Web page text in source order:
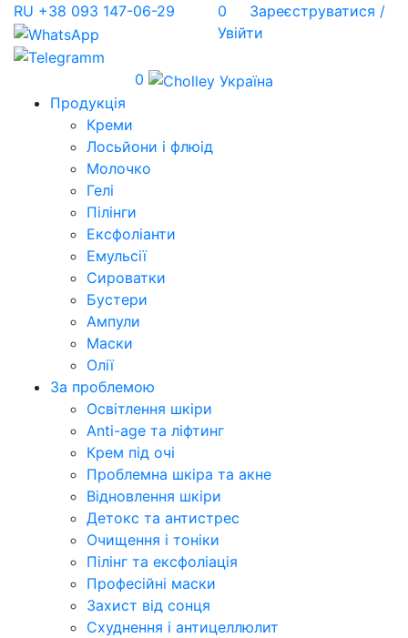
RU +38 093 147-06-29 0
Зареєструватися /
Увійти
0
Продукція
Креми
Лосьйони і флюід
Молочко
Гелі
Пілінги
Ексфоліанти
Емульсії
Сироватки
Бустери
Ампули
Маски
Олії
За проблемою
Освітлення шкіри
Anti-age та ліфтинг
Крем під очі
Проблемна шкіра та акне
Відновлення шкіри
Детокс та антистрес
Очищення і тоніки
Пілінг та ексфоліація
Професійні маски
Захист від сонця
Схуднення і антицеллюлит